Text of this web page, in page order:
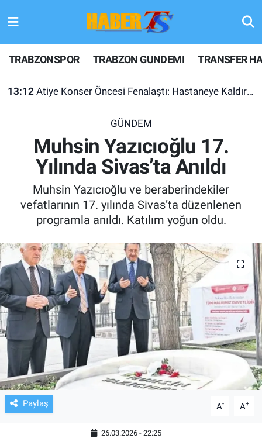
TRABZONSPOR TRABZON GUNDEMI TRANSFER
13:12 Atiye Konser Öncesi Fenalaştı: Hastaneye Kaldırıldı
GÜNDEM
Muhsin Yazıcıoğlu 17.
Yılında Sivas’ta Anıldı
Muhsin Yazıcıoğlu ve beraberindekiler
vefatlarının 17. yılında Sivas’ta düzenlenen
programla anıldı. Katılım yoğun oldu.
Paylaş A- A+
26.03.2026 - 22:25
TRABZONSPOR
TRABZON GUNDEMI
KULİS MEYDANI
1461 TRABZON
FUTBOL
ALT LIGLER
TV VE SİNEMA
BASKETBOL
SAĞLIK
GENEL
KÜLTÜR SANAT
Hava Durumu
Trafik Durumu
Son Dakika Haberleri
Haber Arşivi